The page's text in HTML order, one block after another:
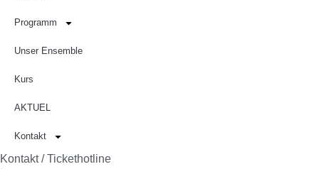
Programm
Unser Ensemble
Kurs
AKTUEL
Kontakt
Kontakt / Tickethotline